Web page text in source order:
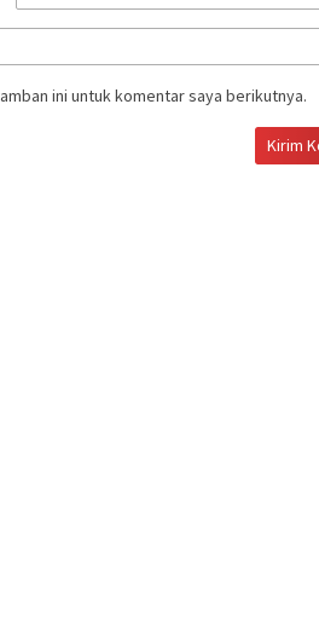
ini untuk komentar saya berikutnya.